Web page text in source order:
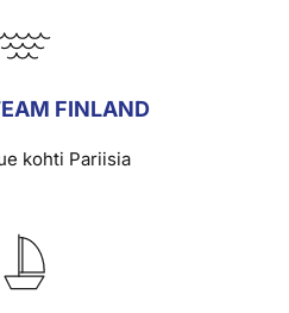
FINLAND
kohti Pariisia